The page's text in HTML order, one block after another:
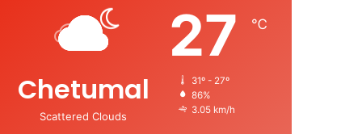
Chetumal
Scattered Clouds
27 ℃
31º - 27º
86%
3.05 km/h